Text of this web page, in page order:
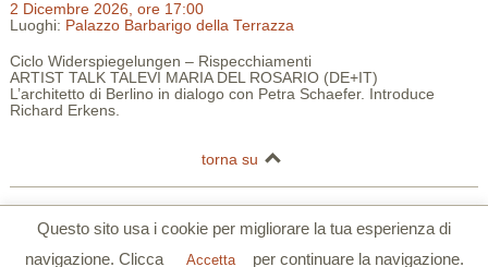
2 Dicembre 2026, ore 17:00
Luoghi: Palazzo Barbarigo della Terrazza
Ciclo Widerspiegelungen – Rispecchiamenti
ARTIST TALK TALEVI MARIA DEL ROSARIO (DE+IT)
L’architetto di Berlino in dialogo con Petra Schaefer. Introduce
Richard Erkens.
torna su
S.Polo 2765/a Calle Corner 30125 Venezia
Tel. 0039 041 5206355 | Fax. 0039 041 5206780 |www.dszv.it|Privacy
Questo sito usa i cookie per migliorare la tua esperienza di
navigazione. Clicca
Accetta per continuare la navigazione.